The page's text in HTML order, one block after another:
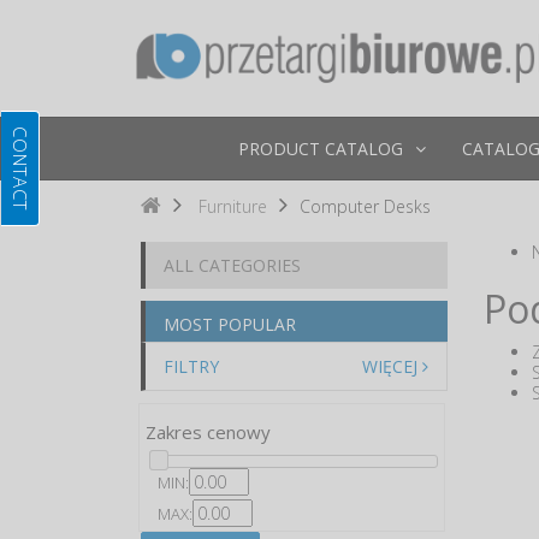
PRODUCT CATALOG
Furniture Computer Desks
ALL CATEGORIES
MOST POPULAR
FILTRY
WIĘCEJ
Zakres cenowy
MIN:
MAX: